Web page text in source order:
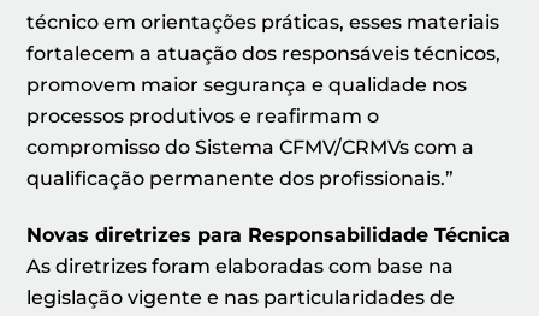
técnico em orientações práticas, esses materiais
fortalecem a atuação dos responsáveis técnicos,
promovem maior segurança e qualidade nos
processos produtivos e reafirmam o
compromisso do Sistema CFMV/CRMVs com a
qualificação permanente dos profissionais.”
Novas diretrizes para Responsabilidade Técnica
As diretrizes foram elaboradas com base na
legislação vigente e nas particularidades de